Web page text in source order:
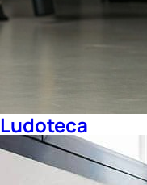
Ludoteca